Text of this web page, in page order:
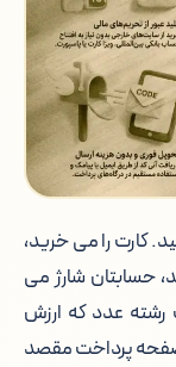
کارت را می خرید،
حسابتان شارژ می
عدد که ارزش
پرداخت مقصد